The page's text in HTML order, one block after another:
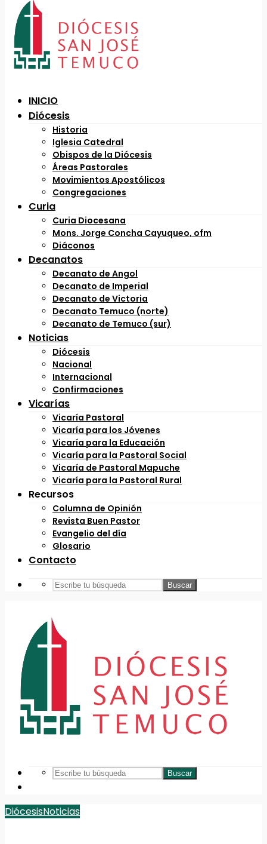
INICIO
Diócesis
Historia
Iglesia Catedral
Obispos de la Diócesis
Áreas Pastorales
Movimientos Apostólicos
Congregaciones
Curia
Curia Diocesana
Mons. Jorge Concha Cayuqueo, ofm
Diáconos
Decanatos
Decanato de Angol
Decanato de Imperial
Decanato de Victoria
Decanato Temuco (norte)
Decanato de Temuco (sur)
Noticias
Diócesis
Nacional
Internacional
Confirmaciones
Vicarías
Vicaría Pastoral
Vicaría para los Jóvenes
Vicaría para la Educación
Vicaría para la Pastoral Social
Vicaría de Pastoral Mapuche
Vicaría para la Pastoral Rural
Recursos
Columna de Opinión
Revista Buen Pastor
Evangelio del día
Glosario
Contacto
Buscar
Buscar
DiócesisNoticias